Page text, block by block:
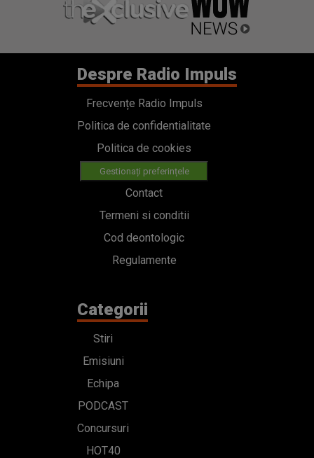
Despre Radio Impuls
Frecvențe Radio Impuls
Politica de confidentialitate
Politica de cookies
Gestionați preferințele
Contact
Termeni si conditii
Cod deontologic
Regulamente
Categorii
Stiri
Emisiuni
Echipa
PODCAST
Concursuri
HOT40